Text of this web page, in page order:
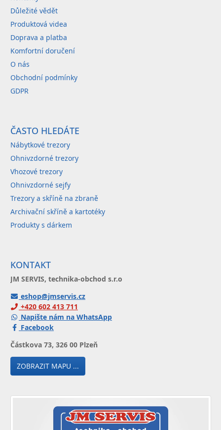
Důležité vědět
Produktová videa
Doprava a platba
Komfortní doručení
O nás
Obchodní podmínky
GDPR
ČASTO HLEDÁTE
Nábytkové trezory
Ohnivzdorné trezory
Vhozové trezory
Ohnivzdorné sejfy
Trezory a skříně na zbraně
Archivační skříně a kartotéky
Produkty s dárkem
KONTAKT
JM SERVIS, technika-obchod s.r.o
eshop@jmservis.cz
+420 602 413 711
Napište nám na WhatsApp
Facebook
Částkova 73, 326 00 Plzeň
ZOBRAZIT MAPU ...